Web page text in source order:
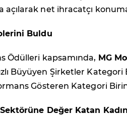
açılarak net ihracatçı
Buldu
Ödülleri kapsamında, MG
Büyüyen Şirketler
Gösteren Kategori
Değer Katan